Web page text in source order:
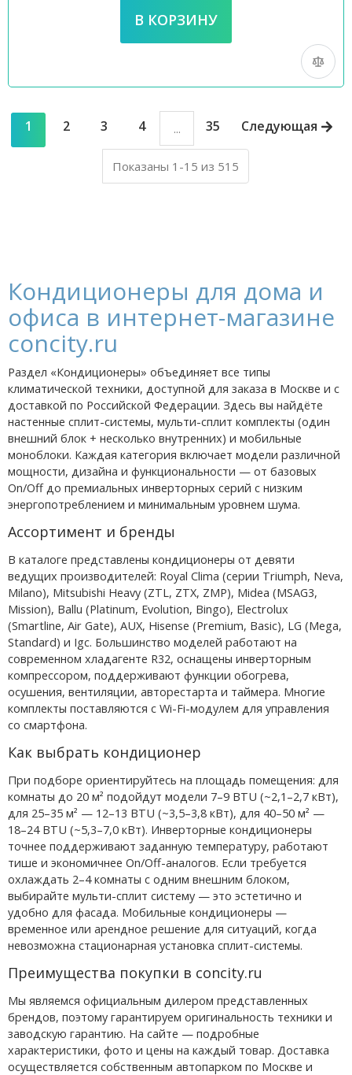
1 2 3 4 ... 35 Следующая
Показаны 1-15 из 515
Кондиционеры для дома и
офиса в интернет-магазине
concity.ru
Раздел «Кондиционеры» объединяет все типы
климатической техники, доступной для заказа в Москве и с
доставкой по Российской Федерации. Здесь вы найдёте
настенные сплит-системы, мульти-сплит комплекты (один
внешний блок + несколько внутренних) и мобильные
моноблоки. Каждая категория включает модели различной
мощности, дизайна и функциональности — от базовых
On/Off до премиальных инверторных серий с низким
энергопотреблением и минимальным уровнем шума.
Ассортимент и бренды
В каталоге представлены кондиционеры от девяти
ведущих производителей: Royal Clima (серии Triumph, Neva,
Milano), Mitsubishi Heavy (ZTL, ZTX, ZMP), Midea (MSAG3,
Mission), Ballu (Platinum, Evolution, Bingo), Electrolux
(Smartline, Air Gate), AUX, Hisense (Premium, Basic), LG (Mega,
Standard) и Igc. Большинство моделей работают на
современном хладагенте R32, оснащены инверторным
компрессором, поддерживают функции обогрева,
осушения, вентиляции, авторестарта и таймера. Многие
комплекты поставляются с Wi-Fi-модулем для управления
со смартфона.
Как выбрать кондиционер
При подборе ориентируйтесь на площадь помещения: для
комнаты до 20 м² подойдут модели 7–9 BTU (~2,1–2,7 кВт),
для 25–35 м² — 12–13 BTU (~3,5–3,8 кВт), для 40–50 м² —
18–24 BTU (~5,3–7,0 кВт). Инверторные кондиционеры
точнее поддерживают заданную температуру, работают
тише и экономичнее On/Off-аналогов. Если требуется
охлаждать 2–4 комнаты с одним внешним блоком,
выбирайте мульти-сплит систему — это эстетично и
удобно для фасада. Мобильные кондиционеры —
временное или арендное решение для ситуаций, когда
невозможна стационарная установка сплит-системы.
Преимущества покупки в concity.ru
Мы являемся официальным дилером представленных
брендов, поэтому гарантируем оригинальность техники и
заводскую гарантию. На сайте — подробные
характеристики, фото и цены на каждый товар. Доставка
осуществляется собственным автопарком по Москве и